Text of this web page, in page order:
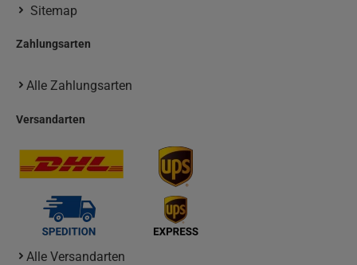
Sitemap
Zahlungsarten
Alle Zahlungsarten
Versandarten
Alle Versandarten